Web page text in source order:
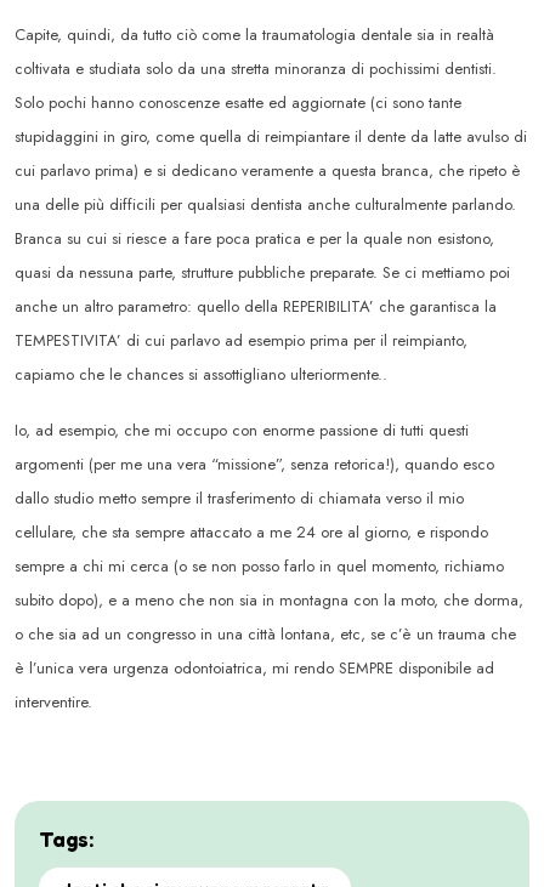
Capite, quindi, da tutto ciò come la traumatologia dentale sia in realtà
coltivata e studiata solo da una stretta minoranza di pochissimi dentisti.
Solo pochi hanno conoscenze esatte ed aggiornate (ci sono tante
stupidaggini in giro, come quella di reimpiantare il dente da latte avulso di
cui parlavo prima) e si dedicano veramente a questa branca, che ripeto è
una delle più difficili per qualsiasi dentista anche culturalmente parlando.
Branca su cui si riesce a fare poca pratica e per la quale non esistono,
quasi da nessuna parte, strutture pubbliche preparate. Se ci mettiamo poi
anche un altro parametro: quello della REPERIBILITA’ che garantisca la
TEMPESTIVITA’ di cui parlavo ad esempio prima per il reimpianto,
capiamo che le chances si assottigliano ulteriormente..
Io, ad esempio, che mi occupo con enorme passione di tutti questi
argomenti (per me una vera “missione”, senza retorica!), quando esco
dallo studio metto sempre il trasferimento di chiamata verso il mio
cellulare, che sta sempre attaccato a me 24 ore al giorno, e rispondo
sempre a chi mi cerca (o se non posso farlo in quel momento, richiamo
subito dopo), e a meno che non sia in montagna con la moto, che dorma,
o che sia ad un congresso in una città lontana, etc, se c’è un trauma che
è l’unica vera urgenza odontoiatrica, mi rendo SEMPRE disponibile ad
interventire.
Tags: